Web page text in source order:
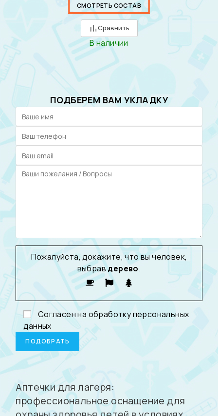
СМОТРЕТЬ СОСТАВ
Сравнить
В наличии
ПОДБЕРЕМ ВАМ УКЛАДКУ
Пожалуйста, докажите, что вы человек,
выбравдерево.
Согласен на обработкуперсональных
данных
Аптечки для лагеря:
профессиональное оснащение для